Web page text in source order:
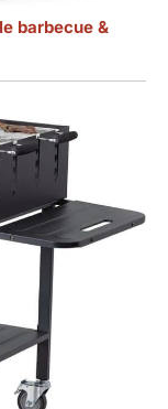
barbecue &